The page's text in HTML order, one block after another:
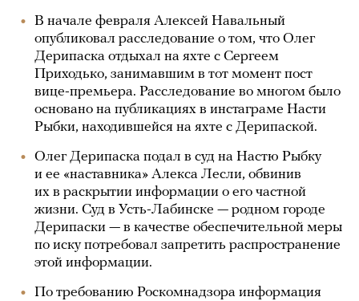
В начале февраля Алексей Навальный
опубликовал расследование о том, что Олег
Дерипаска отдыхал на яхте с Сергеем
Приходько, занимавшим в тот момент пост
вице-премьера. Расследование во многом было
основано на публикациях в инстаграме Насти
Рыбки, находившейся на яхте с Дерипаской.
Олег Дерипаска подал в суд на Настю Рыбку
и ее «наставника» Алекса Лесли, обвинив
их в раскрытии информации о его частной
жизни. Суд в Усть-Лабинске — родном городе
Дерипаски — в качестве обеспечительной меры
по иску потребовал запретить распространение
этой информации.
По требованию Роскомнадзора информация